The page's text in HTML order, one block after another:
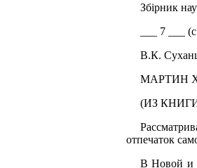
Збірник
___ 7 ___
В.К.
МАРТИН
(ИЗ
отпечаток
В Новой и